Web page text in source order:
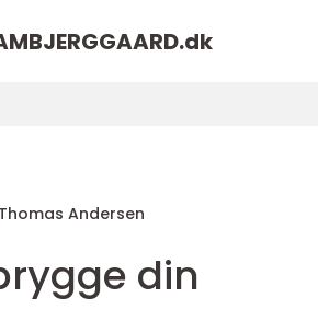
dk
Thomas Andersen
din